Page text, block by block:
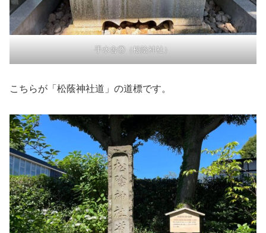
手水舎②（松陰神社）
こちらが「松蔭神社道」の道標です。